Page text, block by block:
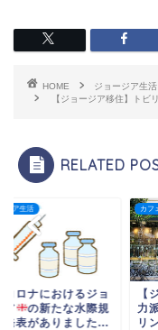
HOME
ジョージア生活
【ジョージア移住】トビ
RELATED
ジア生活
コロナにおけるジョ
ア
の新たな水際規
発表がありました...
カフ
【
力
リ